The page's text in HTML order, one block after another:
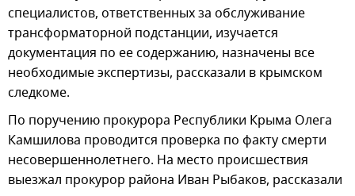
специалистов, ответственных за обслуживание
трансформаторной подстанции, изучается
документация по ее содержанию, назначены все
необходимые экспертизы, рассказали в крымском
следкоме.
По поручению прокурора Республики Крыма Олега
Камшилова проводится проверка по факту смерти
несовершеннолетнего. На место происшествия
выезжал прокурор района Иван Рыбаков, рассказали